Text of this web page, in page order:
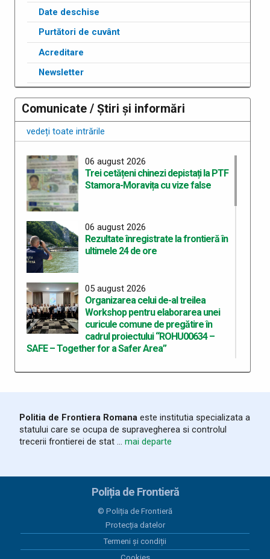
Date deschise
Purtători de cuvânt
Acreditare
Newsletter
Comunicate / Știri și informări
vedeți toate intrările
06 august 2026
Trei cetățeni chinezi depistați la PTF
Stamora-Moravița cu vize false
06 august 2026
Rezultate înregistrate la frontieră în
ultimele 24 de ore
05 august 2026
Organizarea celui de-al treilea
Workshop pentru elaborarea unei
curicule comune de pregătire în
cadrul proiectului “ROHU00634 –
SAFE – Together for a Safer Area”
05 august 2026
04 august 2026
Salvat la timp de polițiștii de frontieră,
04 august 2026
Biciclete electrice în valoare de
20.000 de euro, căutate de
autoritățile austriece, descoperite
de polițiștii de frontieră bihoreni
Politia de Frontiera Romana este institutia specializata a
statului care se ocupa de supravegherea si controlul
trecerii frontierei de stat ... mai departe
Poliția de Frontieră
© Poliția de Frontieră
Protecția datelor
Termeni și condiții